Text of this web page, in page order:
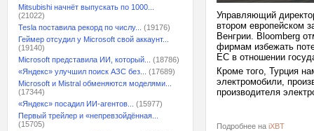
Mitsubishi начнёт выпускать по 1000...
(21022)
Tesla поставила рекорд по числу...
(19176)
Геймер отсудил у Microsoft свой аккаунт...
(19140)
Microsoft представила ИИ, который...
(18786)
«Яндекс» улучшил поиск АЗС без...
(17689)
Microsoft и Mistral обменяются моделями...
(17344)
«Яндекс» посадил ИИ-агентов...
(15977)
Первый трейлер и «непревзойдённая...
(15705)
Управляющий
втором европейском
Венгрии. Bloomberg
фирмам избежать
ЕС в отношении
Кроме того, Турция
электромобили,
производителя
Подробнее на iXBT